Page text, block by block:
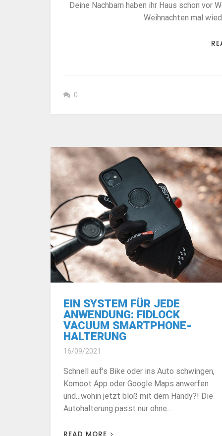
Deine Nachbarn haben ihr Haus schon
Weihnachten mal
0
EIN SYSTEM FÜR JEDE
ANWENDUNG: FIDLOCK
VACUUM SMARTPHONE-
HALTERUNG
16/09/2021
Schnell auf’s Bike oder ins Auto schwingen,
Komoot App oder Google Maps anwerfen
und…wohin jetzt bloß mit dem Handy?! Die
Autohalterung passt nur ohne…
READ MORE